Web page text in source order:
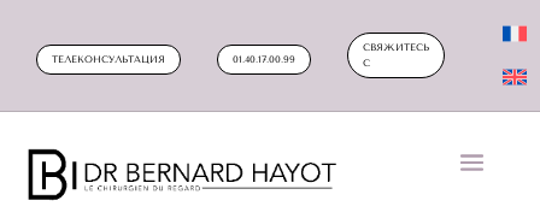
ТЕЛЕКОНСУЛЬТАЦИЯ 01.40.17.00.99
СВЯЖИТЕСЬ
С